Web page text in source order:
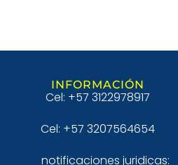
INFORMACIÓN
Cel: +57 3122978917
Cel: +57 3207564654
notificaciones juridicas: